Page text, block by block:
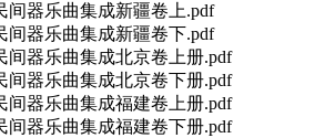
间器乐曲集成新疆卷上.pdf
间器乐曲集成新疆卷下.pdf
间器乐曲集成北京卷上册.pdf
间器乐曲集成北京卷下册.pdf
间器乐曲集成福建卷上册.pdf
间器乐曲集成福建卷下册.pdf